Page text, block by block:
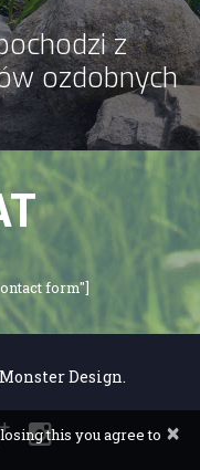
z
ozdobnych
form"]
Design.
×
this you agree to